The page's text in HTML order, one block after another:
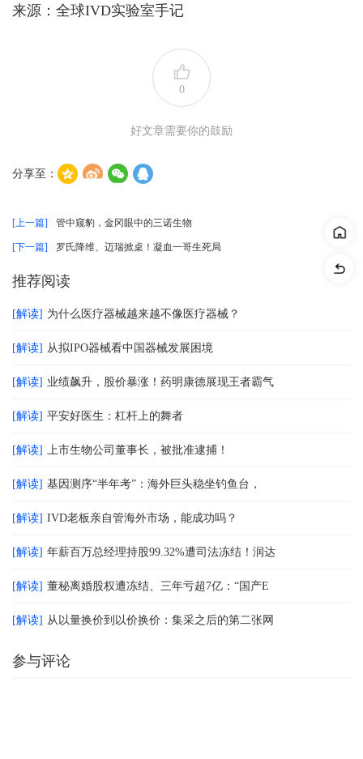
来源：全球IVD实验室手记
0
好文章需要你的鼓励
分享至：
[上一篇] 管中窥豹，金冈眼中的三诺生物
[下一篇] 罗氏降维、迈瑞掀桌！凝血一哥生死局
推荐阅读
[解读] 为什么医疗器械越来越不像医疗器械？
[解读] 从拟IPO器械看中国器械发展困境
[解读] 业绩飙升，股价暴涨！药明康德展现王者霸气
[解读] 平安好医生：杠杆上的舞者
[解读] 上市生物公司董事长，被批准逮捕！
[解读] 基因测序“半年考”：海外巨头稳坐钓鱼台，
[解读] IVD老板亲自管海外市场，能成功吗？
[解读] 年薪百万总经理持股99.32%遭司法冻结！润达
[解读] 董秘离婚股权遭冻结、三年亏超7亿：“国产E
[解读] 从以量换价到以价换价：集采之后的第二张网
参与评论